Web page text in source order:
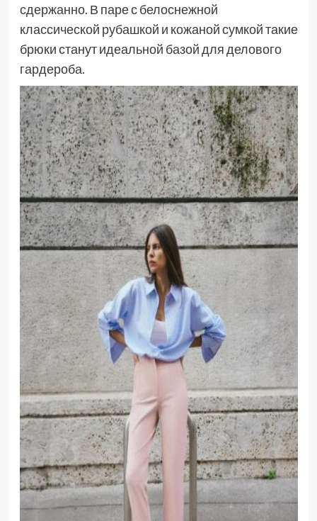
сдержанно. В паре с белоснежной
классической рубашкой и кожаной сумкой такие
брюки станут идеальной базой для делового
гардероба.